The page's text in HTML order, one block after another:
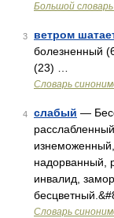
Большой словарь
3 ветром
болезненный
(23) …
Словарь
4 слабый —
надорванный,
инвалид,
Словарь